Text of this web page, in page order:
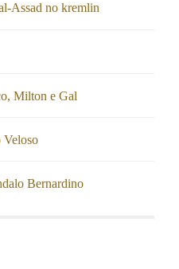
Assad no kremlin
Milton e Gal
Bernardino